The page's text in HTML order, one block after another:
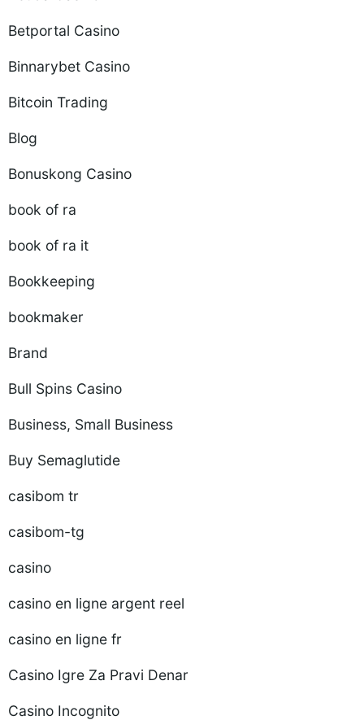
Betportal Casino
Binnarybet Casino
Bitcoin Trading
Blog
Bonuskong Casino
book of ra
book of ra it
Bookkeeping
bookmaker
Brand
Bull Spins Casino
Business, Small Business
Buy Semaglutide
casibom tr
casibom-tg
casino
casino en ligne argent reel
casino en ligne fr
Casino Igre Za Pravi Denar
Casino Incognito